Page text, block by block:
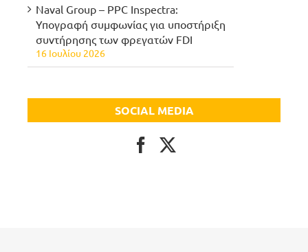
Naval Group – PPC Inspectra:
Υπογραφή συμφωνίας για υποστήριξη
συντήρησης των φρεγατών FDI
16 Ιουλίου 2026
SOCIAL MEDIA